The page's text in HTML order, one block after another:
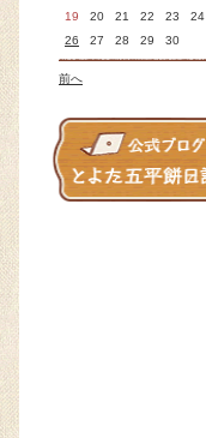
19
20 21 22 23 24
26
27 28 29 30
前へ